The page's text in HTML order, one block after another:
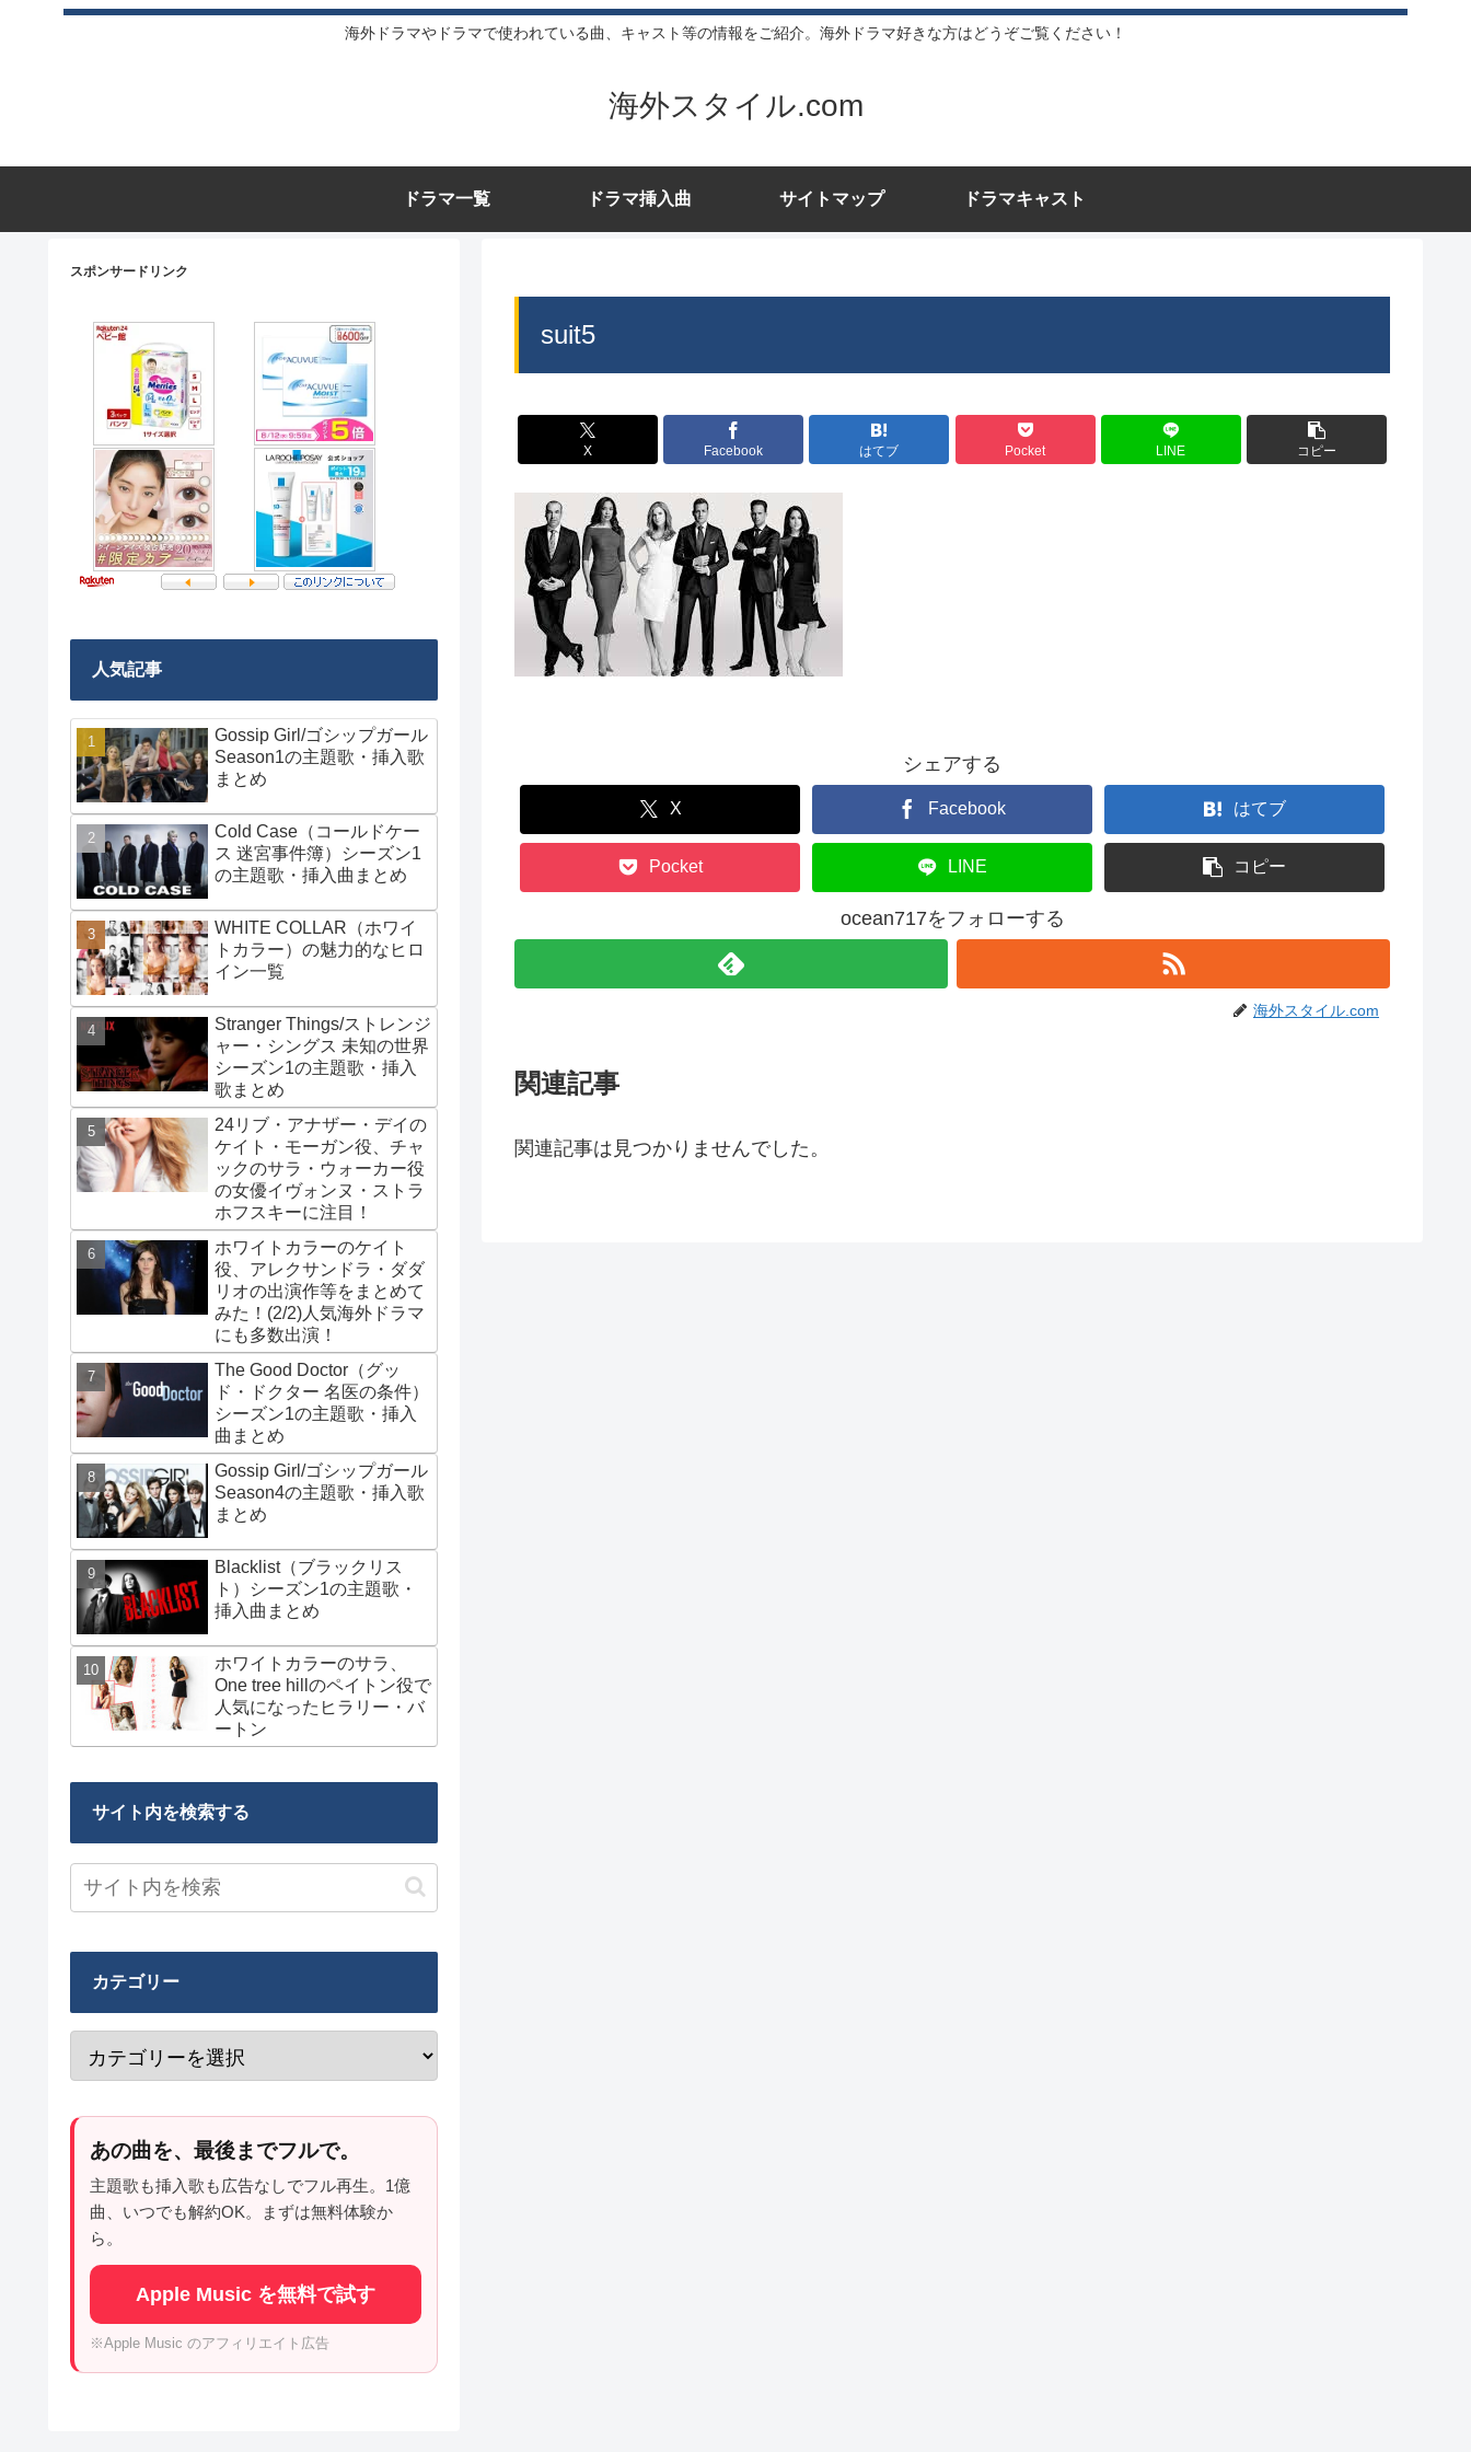
海外ドラマやドラマで使われている曲、キャスト等の情報をご紹介。海外ドラマ好きな方はどうぞご覧ください！
海外スタイル.com
ドラマ一覧 ドラマ挿入曲 サイトマップ ドラマキャスト
suit5
X Facebook はてブ Pocket LINE コピー
シェアする
X Facebook はてブ
Pocket LINE コピー
ocean717をフォローする
海外スタイル.com
関連記事
関連記事は見つかりませんでした。
スポンサードリンク
人気記事
Gossip Girl/ゴシップガール
Season1の主題歌・挿入歌
まとめ
Cold Case（コールドケー
ス 迷宮事件簿）シーズン1
の主題歌・挿入曲まとめ
WHITE COLLAR（ホワイ
トカラー）の魅力的なヒロ
イン一覧
Stranger Things/ストレンジ
ャー・シングス 未知の世界
シーズン1の主題歌・挿入
歌まとめ
24リブ・アナザー・デイの
ケイト・モーガン役、チャ
ックのサラ・ウォーカー役
の女優イヴォンヌ・ストラ
ホフスキーに注目！
ホワイトカラーのケイト
役、アレクサンドラ・ダダ
リオの出演作等をまとめて
みた！(2/2)人気海外ドラマ
にも多数出演！
The Good Doctor（グッ
ド・ドクター 名医の条件）
シーズン1の主題歌・挿入
曲まとめ
Gossip Girl/ゴシップガール
Season4の主題歌・挿入歌
まとめ
Blacklist（ブラックリス
ト）シーズン1の主題歌・
挿入曲まとめ
ホワイトカラーのサラ、
One tree hillのペイトン役で
人気になったヒラリー・バ
ートン
サイト内を検索する
カテゴリー
あの曲を、最後までフルで。
主題歌も挿入歌も広告なしでフル再生。1億
曲、いつでも解約OK。まずは無料体験か
ら。
Apple Music を無料で試す
※Apple Music のアフィリエイト広告